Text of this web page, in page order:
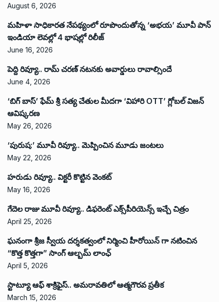
August 6, 2026
మహిళా సాధికారత నేపథ్యంలో రూపొందుతోన్న ‘అభ‌య‌’ మూవీ పాన్
ఇండియా లెవ‌ల్లో 4 భాష‌ల్లో రిలీజ్
June 16, 2026
పెద్ది రివ్యూ.. రామ్ చరణ్ నటనకు అవార్డులు రావాల్సిందే
June 4, 2026
‘బిగ్ బాస్’ ఫేమ్ శ్రీ సత్య చేతుల మీదగా ‘విహారి OTT’ గ్లోబల్ విజన్
ఆవిష్కరణ
May 26, 2026
‘పురుష:’ మూవీ రివ్యూ.. మెప్పించిన మూడు జంటలు
May 22, 2026
హరుడు రివ్యూ.. విక్టరీ కొట్టిన వెంకట్
May 16, 2026
గేదెల రాజు మూవీ రివ్యూ.. డిఫరెంట్ ఎక్స్‌పీరియెన్స్ ఇచ్చే చిత్రం
April 25, 2026
ఘనంగా శ్రీజ స్వీయ దర్శకత్వంలో నిర్మించి హీరోయిన్ గా నటించిన
“కొత్త కొత్తగా” సాంగ్ ఆల్బమ్ లాంఛ్
April 5, 2026
స్టాట్యూ ఆఫ్ శాక్రిఫైస్.. అమరావతిలో ఆత్మగౌరవ ప్రతీక
March 15, 2026